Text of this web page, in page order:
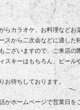
らカラオケ、お料理などお
スから二次会などに適した
ございますので、ご来店の
スキーはもちろん、ビール
お待ちしております。
かホームページで営業日を